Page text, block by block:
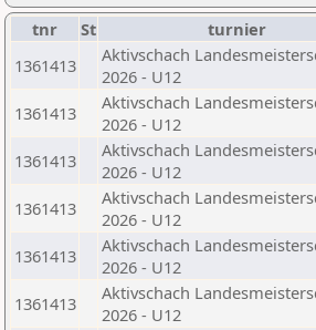
tnr St turnier
1361413
Aktivschach
2026 - U12
1361413
Aktivschach
2026 - U12
1361413
Aktivschach
2026 - U12
1361413
Aktivschach
2026 - U12
1361413
Aktivschach
2026 - U12
1361413
Aktivschach
2026 - U12